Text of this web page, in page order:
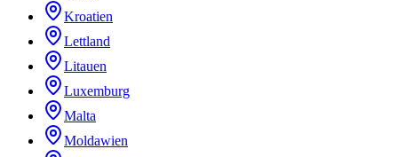
Kroatien
Lettland
Litauen
Luxemburg
Malta
Moldawien